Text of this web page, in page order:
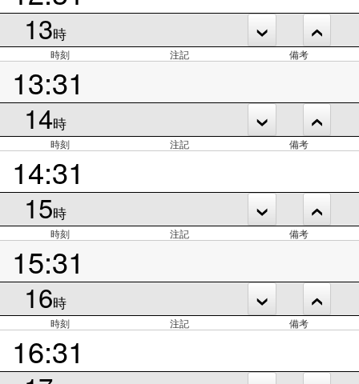
13時
時刻 注記 備考
13:31
14時
時刻 注記 備考
14:31
15時
時刻 注記 備考
15:31
16時
時刻 注記 備考
16:31